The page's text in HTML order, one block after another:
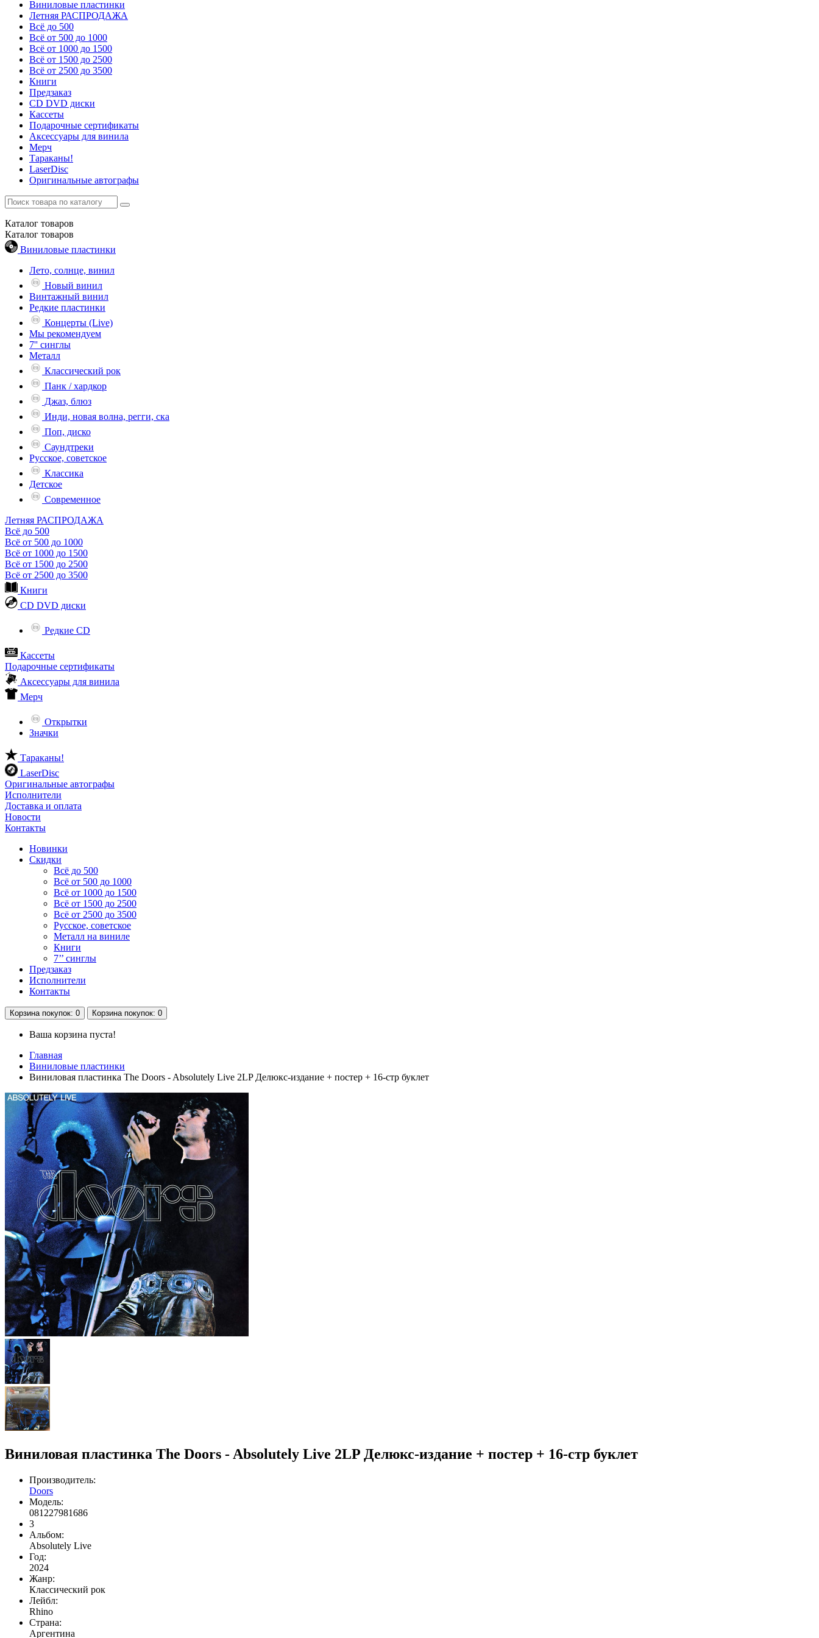
Виниловые пластинки
Летняя РАСПРОДАЖА
Всё до 500
Всё от 500 до 1000
Всё от 1000 до 1500
Всё от 1500 до 2500
Всё от 2500 до 3500
Книги
Предзаказ
CD DVD диски
Кассеты
Подарочные сертификаты
Аксессуары для винила
Мерч
Тараканы!
LaserDisc
Оригинальные автографы
Каталог товаров
Каталог товаров
Виниловые пластинки
Лето, солнце, винил
Новый винил
Винтажный винил
Редкие пластинки
Концерты (Live)
Мы рекомендуем
7'' синглы
Металл
Классический рок
Панк / хардкор
Джаз, блюз
Инди, новая волна, регги, ска
Поп, диско
Саундтреки
Русское, советское
Классика
Детское
Современное
Летняя РАСПРОДАЖА
Всё до 500
Всё от 500 до 1000
Всё от 1000 до 1500
Всё от 1500 до 2500
Всё от 2500 до 3500
Книги
CD DVD диски
Редкие CD
Кассеты
Подарочные сертификаты
Аксессуары для винила
Мерч
Открытки
Значки
Тараканы!
LaserDisc
Оригинальные автографы
Исполнители
Доставка и оплата
Новости
Контакты
Новинки
Скидки
Всё до 500
Всё от 500 до 1000
Всё от 1000 до 1500
Всё от 1500 до 2500
Всё от 2500 до 3500
Русское, советское
Металл на виниле
Книги
7’’ синглы
Предзаказ
Исполнители
Контакты
Корзина покупок: 0 Корзина покупок: 0
Ваша корзина пуста!
Главная
Виниловые пластинки
Виниловая пластинка The Doors - Absolutely Live 2LP Делюкс-издание + постер + 16-стр буклет
Виниловая пластинка The Doors - Absolutely Live 2LP Делюкс-издание + постер + 16-стр буклет
Производитель:
Doors
Модель:
081227981686
3
Альбом:
Absolutely Live
Год:
2024
Жанр:
Классический рок
Лейбл:
Rhino
Страна:
Аргентина